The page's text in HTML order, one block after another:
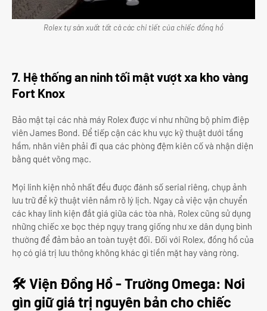
Rolex tự sản xuất tất cả các chi tiết của chiếc đồng hồ
7. Hệ thống an ninh tối mật vượt xa kho vàng
Fort Knox
Bảo mật tại các nhà máy Rolex được ví như những bộ phim điệp
viên James Bond. Để tiếp cận các khu vực kỹ thuật dưới tầng
hầm, nhân viên phải đi qua các phòng đệm kiên cố và nhận diện
bằng quét võng mạc.
Mọi linh kiện nhỏ nhất đều được đánh số serial riêng, chụp ảnh
lưu trữ để kỹ thuật viên nắm rõ lý lịch. Ngay cả việc vận chuyển
các khay linh kiện đắt giá giữa các tòa nhà, Rolex cũng sử dụng
những chiếc xe bọc thép ngụy trang giống như xe dân dụng bình
thường để đảm bảo an toàn tuyệt đối. Đối với Rolex, đồng hồ của
họ có giá trị lưu thông không khác gì tiền mặt hay vàng ròng.
🛠 Viện Đồng Hồ - Trường Omega: Nơi
gìn giữ giá trị nguyên bản cho chiếc